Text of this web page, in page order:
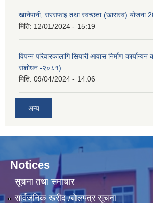
खानेपानी, सरसफाइ तथा स्वच्छता (खासस्व) योजना
मिति: 12/01/2024 - 15:19
विपन्न परिवारकालागि सियारी आवास निर्माण
संशोधन -२०८१)
मिति: 09/04/2024 - 14:06
अन्य
Notices
सूचना तथा समाचार
सार्वजनिक खरीद /बोलपत्र सूचना